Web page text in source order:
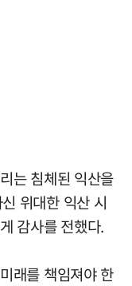
는 침체된 익산을
위대한 익산 시
감사를 전했다.
래를 책임져야 한